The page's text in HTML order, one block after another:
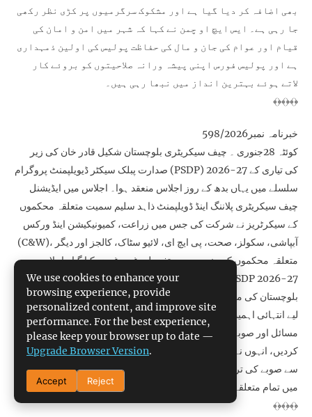
بھی اضافہ کر دیا گیا ہے اور مشکوک سرگرمیوں پر کڑی نظر رکھی
جا رہی ہے۔ ایس ایچ او چمن نے کہا کہ شہر میں امن و امان کی
قیام اور عوام کی جان و مال کی حفاظت پولیس کی اولین ذمہداری
ہے اور پولیس فورس اپنی پیشہ ورانہ صلاحیتوں کو بروئے کار
لاتے ہوئے بہترین انداز میں نبھا رہی ہیں۔
﴾﴿﴾﴿﴾﴿
خبرنامہ نمبر598/2026
کوئٹہ 28جنوری ۔ چیف سیکریٹری بلوچستان شکیل قادر خان کی زیر
صدارت پبلک سیکٹر ڈیویلپمنٹ پروگرام (PSDP) 2026-27 کی تیاری کے
سلسلے میں یہاں بدھ کے روز اجلاس منعقد ہوا۔ اجلاس میں ایڈیشنل
چیف سیکریٹری پلاننگ اینڈ ڈویلپمنٹ ذاہد سلیم سمیت متعلقہ محکموں
کے سیکرٹریز نے شرکت کی جس میں زراعت، کمیونیکیشن اینڈ ورکس
(C&W)، آبپاشی، سکولز، صحت، پی ایچ ای، لائیو سٹاک، کالجز اور دیگر
متعلقہ محکموں کے منصوبوں پر تفصیلی غوروغوض کیا گیا۔ اجلاس میں
اظہار خیال کرتے ہوئے چیف سیکریٹری نے کہا کہ PSDP 2026-27
بلوچستان کی معاشی ترقی، فوڈ سیکیورٹی اور عوامی فلاح وبہبود کے
لیے انتہائی اہمیت کا حامل ہے، تمام محکمے اس سلسلے میں عوامی
مسائل اور صوبے کی ترقی کی ترقی کو مدنظر رکھ کر اپنی کاوشیں تیز
کردیں، انہوں نے کہا کہ عوامی وسائل کی بہترین اور درست استعمال
سے صوبے کی ترقی و خوشحالی کا سفر آسان ہوسکے گا اور اس سلسلے
میں تمام متعلقہ محکموں کے افسران اپنا کردار ادا کریں۔
﴾﴿﴾﴿﴾﴿
We use cookies to enhance your
browsing experience, provide
personalized content, and improve site
performance. For the best experience,
please keep your browser up to date —
Upgrade Browser Version.
Accept Reject